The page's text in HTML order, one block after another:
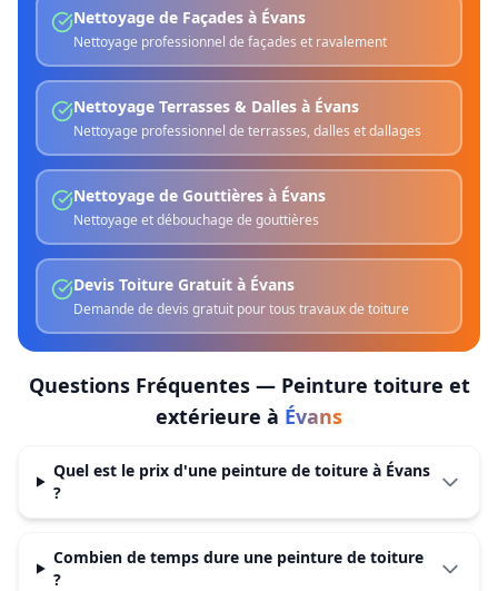
Nettoyage de Façades à Évans
Nettoyage professionnel de façades et ravalement
Nettoyage Terrasses & Dalles à Évans
Nettoyage professionnel de terrasses, dalles et dallages
Nettoyage de Gouttières à Évans
Nettoyage et débouchage de gouttières
Devis Toiture Gratuit à Évans
Demande de devis gratuit pour tous travaux de toiture
Questions Fréquentes — Peinture toiture et
extérieure à Évans
Quel est le prix d'une peinture de toiture à Évans
?
Combien de temps dure une peinture de toiture
?